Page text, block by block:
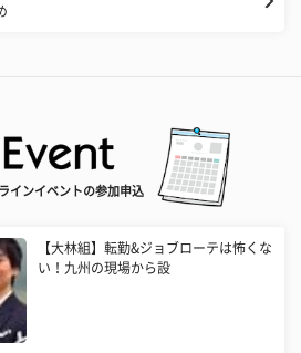
インイベントの参加申込
【大林組】転勤&ジョブローテは怖くな
い！九州の現場から設